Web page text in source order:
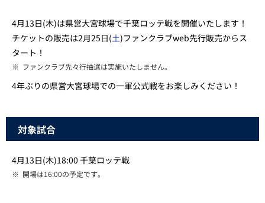
4月13日(木)は県営大宮球場で千葉ロッテ戦を開催いたします！
チケットの販売は2月25日(土)ファンクラブweb先行販売からス
タート！
※ ファンクラブ先々行抽選は実施いたしません。
4年ぶりの県営大宮球場での一軍公式戦をお楽しみください！
対象試合
4月13日(木)18:00 千葉ロッテ戦
※ 開場は16:00の予定です。